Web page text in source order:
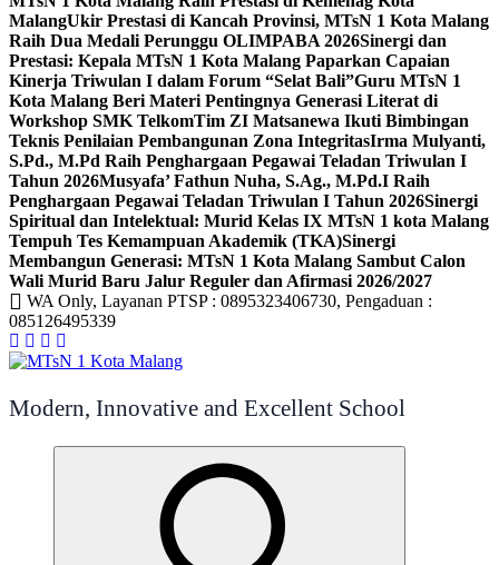
MalangUkir Prestasi di Kancah Provinsi, MTsN 1 Kota Malang
Raih Dua Medali Perunggu OLIMPABA 2026Sinergi dan
Prestasi: Kepala MTsN 1 Kota Malang Paparkan Capaian
Kinerja Triwulan I dalam Forum “Selat Bali”Guru MTsN 1
Kota Malang Beri Materi Pentingnya Generasi Literat di
Workshop SMK TelkomTim ZI Matsanewa Ikuti Bimbingan
Teknis Penilaian Pembangunan Zona IntegritasIrma Mulyanti,
S.Pd., M.Pd Raih Penghargaan Pegawai Teladan Triwulan I
Tahun 2026Musyafa’ Fathun Nuha, S.Ag., M.Pd.I Raih
Penghargaan Pegawai Teladan Triwulan I Tahun 2026Sinergi
Spiritual dan Intelektual: Murid Kelas IX MTsN 1 kota Malang
Tempuh Tes Kemampuan Akademik (TKA)Sinergi
Membangun Generasi: MTsN 1 Kota Malang Sambut Calon
Wali Murid Baru Jalur Reguler dan Afirmasi 2026/2027
WA Only, Layanan PTSP : 0895323406730, Pengaduan :
085126495339
Modern, Innovative and Excellent School